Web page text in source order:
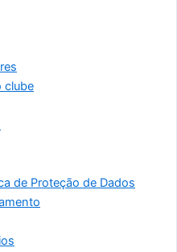
clube
de Proteção de Dados